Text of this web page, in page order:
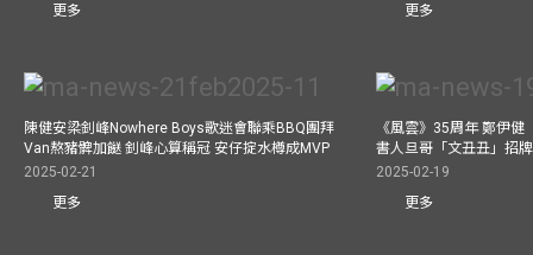
更多
更多
陳健安梁釗峰Nowhere Boys歌迷會聯乘BBQ團拜
Van熬豬髀加餸 釗峰心算稱冠 安仔掟水樽成MVP
2025-02-21
更多
《風雲》35周年 鄭伊
書人旦哥「文丑丑」招
2025-02-19
更多